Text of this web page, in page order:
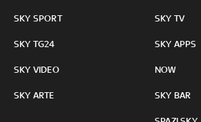
SKY SPORT
SKY TG24
SKY VIDEO
SKY ARTE
SKY TV
SKY APPS
NOW
SKY BAR